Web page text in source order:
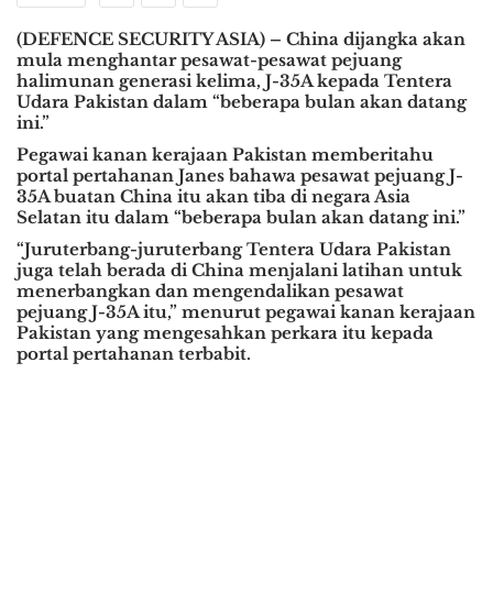
(DEFENCE SECURITY ASIA) – China dijangka akan
mula menghantar pesawat-pesawat pejuang
halimunan generasi kelima, J-35A kepada Tentera
Udara Pakistan dalam “beberapa bulan akan datang
ini.”
Pegawai kanan kerajaan Pakistan memberitahu
portal pertahanan Janes bahawa pesawat pejuang J-
35A buatan China itu akan tiba di negara Asia
Selatan itu dalam “beberapa bulan akan datang ini.”
“Juruterbang-juruterbang Tentera Udara Pakistan
juga telah berada di China menjalani latihan untuk
menerbangkan dan mengendalikan pesawat
pejuang J-35A itu,” menurut pegawai kanan kerajaan
Pakistan yang mengesahkan perkara itu kepada
portal pertahanan terbabit.